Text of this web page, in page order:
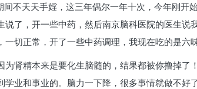
间不天天手婬，这三年偶尔一年十次，今年刚
说了，开一些中药，然后南京脑科医院的医生
一切正常，开了一些中药调理，我现在吃的是
为肾精本来是要化生脑髓的，结果都被你撸掉
学业和事业的。脑力一下降，很多事情就做不